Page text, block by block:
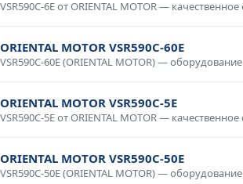
ORIENTAL MOTOR VSR590C-60E
ORIENTAL MOTOR VSR590C-5E
ORIENTAL MOTOR VSR590C-50E